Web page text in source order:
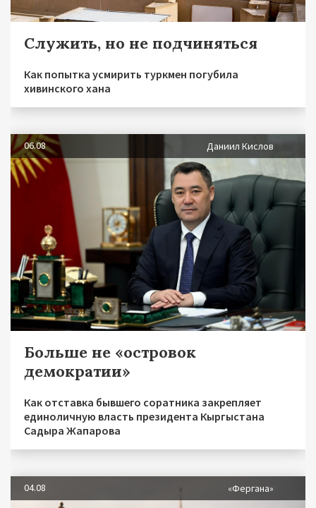
Служить, но не подчиняться
Как попытка усмирить туркмен погубила
хивинского хана
06.08 Даниил Кислов
Больше не «островок
демократии»
Как отставка бывшего соратника закрепляет
единоличную власть президента Кыргыстана
Садыра Жапарова
04.08 «Фергана»